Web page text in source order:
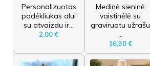
Personalizuotas
padėkliukas alui
su atvaizdu ir...
2,00 €
Medinė sieninė
vaistinėlė su
graviruotu užrašu
...
16,30 €